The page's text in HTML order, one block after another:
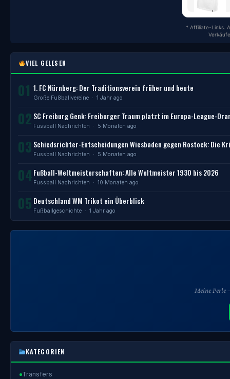
* Affiliate-Links.
VIEL GELESEN
01 1. FC Nürnberg: Der Traditionsverein früher und heute
Große Fußballvereine · 1 Jahr ago
02 SC Freiburg Genk: Freiburger Traum platzt im Europa-League-
Fussball Nachrichten · 5 Monaten ago
03 Schiedsrichter-Entscheidungen Wiesbaden gegen Rostock: Die
Fussball Nachrichten · 5 Monaten ago
04 Fußball-Weltmeisterschaften: Alle Weltmeister 1930 bis 2026
Fussball Nachrichten · 10 Monaten ago
05 Deutschland WM Trikot ein Überblick
Fußballgeschichte · 1 Jahr ago
Meine Perle
KATEGORIEN
Transfers